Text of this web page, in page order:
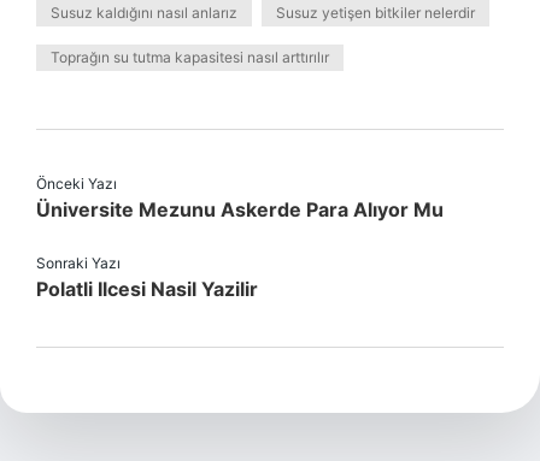
Susuz kaldığını nasıl anlarız Susuz yetişen bitkiler nelerdir
Toprağın su tutma kapasitesi nasıl arttırılır
Önceki Yazı
Üniversite Mezunu Askerde Para Alıyor Mu
Sonraki Yazı
Polatli Ilcesi Nasil Yazilir